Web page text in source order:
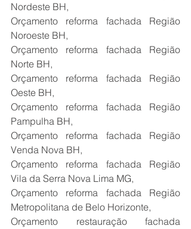
Nordeste BH,
Orçamento reforma fachada Região
Noroeste BH,
Orçamento reforma fachada Região
Norte BH,
Orçamento reforma fachada Região
Oeste BH,
Orçamento reforma fachada Região
Pampulha BH,
Orçamento reforma fachada Região
Venda Nova BH,
Orçamento reforma fachada Região
Vila da Serra Nova Lima MG,
Orçamento reforma fachada Região
Metropolitana de Belo Horizonte,
Orçamento restauração fachada